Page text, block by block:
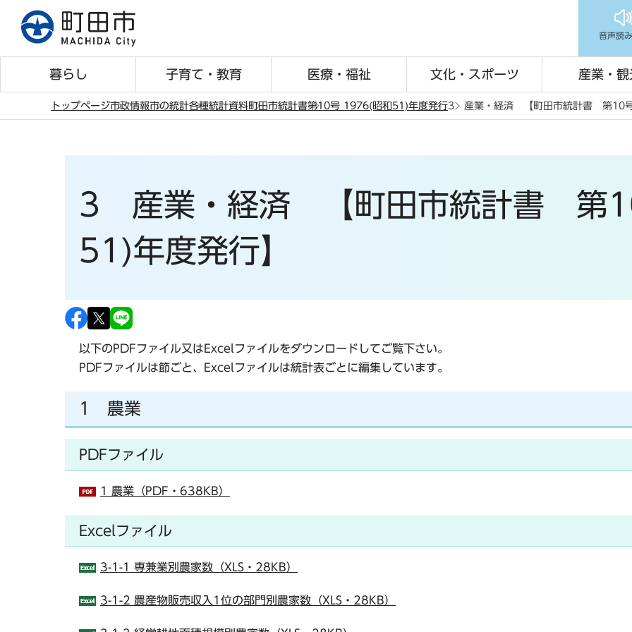
先
音声読
暮らし 子育て・教育 医療・福祉 文化・スポーツ 産業・観
トップページ市政情報市の統計各種統計資料町田市統計書第10号 1976(昭和51)年度発行3 産業・経済 【町田市統計書 第10号
3 産業・経済 【町田市統計書 第
51)年度発行】
以下のPDFファイル又はExcelファイルをダウンロードしてご覧下さい。
PDFファイルは節ごと、Excelファイルは統計表ごとに編集しています。
1 農業
PDFファイル
1 農業（PDF・638KB）
Excelファイル
3-1-1 専兼業別農家数（XLS・28KB）
3-1-2 農産物販売収入1位の部門別農家数（XLS・28KB）